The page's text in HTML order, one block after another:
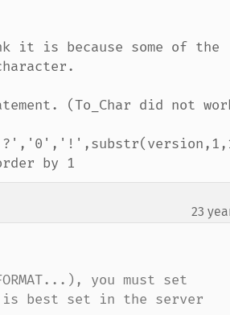
it is because some of the
(To_Char did not
by 1
23
you must set
is best set in the server